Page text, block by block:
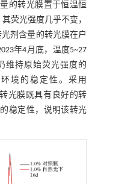
的转光膜置于恒温恒
荧光强度几乎不变，
剂含量的转光膜在户
年4月底，温度5~27
维持原始荧光强度的
境的稳定性。采用
光膜既具有良好的转
稳定性，说明该转光